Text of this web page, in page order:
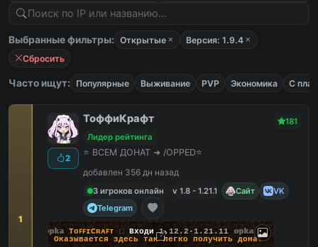
Выбранные фильтры: Открытые
Версия: 1.9.4
Сбросить
Часто ищут: Популярные Выживание PVP Экономика С
1
2
ТоффиКрафт
181
Лидер рейтинга
⭐ ВСЕМ ДОНАТ ➜ /OPPED⭐
добавлен 356 дн назад
3 игроков онлайн
v 1.8 - 1.21.1 Сайт
VK
Telegram
opka TᴏꜰꜰɪCʀᴀꜰᴛ ▢ Входи1.12.2-1.21.11 opka
❯ Оказывается здесь так легко получить донат